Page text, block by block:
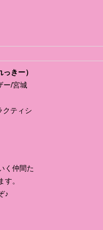
きー）
ー/宮城
クティシ
く仲間た
。
♪